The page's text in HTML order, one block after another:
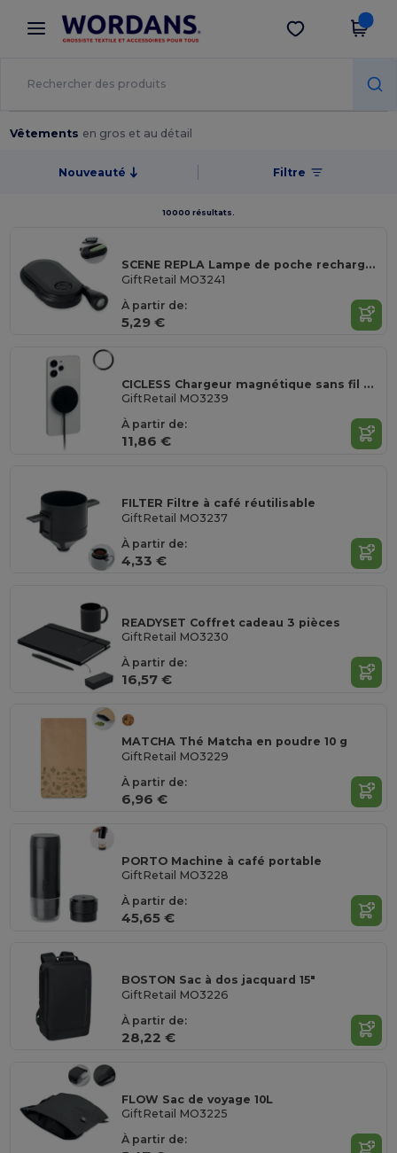
× Appli Wordans
Meilleurs prix sur l’app !
Obtenir l'appli
Vêtements en gros et au détail
Nouveauté Filtre
10000 résultats.
SCENE REPLA Lampe de poche rechargeable
GiftRetail MO3241
À partir de:
5,29 €
CICLESS Chargeur magnétique sans fil 25W
GiftRetail MO3239
À partir de:
11,86 €
FILTER Filtre à café réutilisable
GiftRetail MO3237
À partir de:
4,33 €
READYSET Coffret cadeau 3 pièces
GiftRetail MO3230
À partir de:
16,57 €
MATCHA Thé Matcha en poudre 10 g
GiftRetail MO3229
À partir de:
6,96 €
PORTO Machine à café portable
GiftRetail MO3228
À partir de:
45,65 €
BOSTON Sac à dos jacquard 15"
GiftRetail MO3226
À partir de:
28,22 €
FLOW Sac de voyage 10L
GiftRetail MO3225
À partir de: